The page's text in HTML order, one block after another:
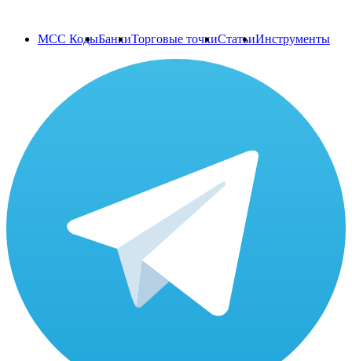
MCC КодыБанкиТорговые точкиСтатьиИнструменты